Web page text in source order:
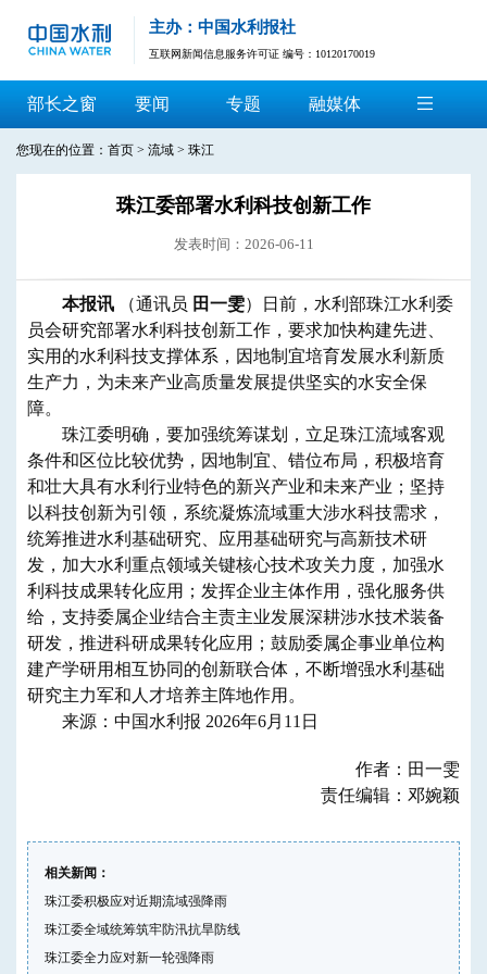
主办：中国水利报社
互联网新闻信息服务许可证 编号：10120170019
部长之窗 要闻 专题 融媒体
您现在的位置： 首页 > 流域 > 珠江
珠江委部署水利科技创新工作
发表时间：2026-06-11
本报讯 （通讯员 田一雯）日前，水利部珠江水利委
员会研究部署水利科技创新工作，要求加快构建先进、
实用的水利科技支撑体系，因地制宜培育发展水利新质
生产力，为未来产业高质量发展提供坚实的水安全保
障。
珠江委明确，要加强统筹谋划，立足珠江流域客观
条件和区位比较优势，因地制宜、错位布局，积极培育
和壮大具有水利行业特色的新兴产业和未来产业；坚持
以科技创新为引领，系统凝炼流域重大涉水科技需求，
统筹推进水利基础研究、应用基础研究与高新技术研
发，加大水利重点领域关键核心技术攻关力度，加强水
利科技成果转化应用；发挥企业主体作用，强化服务供
给，支持委属企业结合主责主业发展深耕涉水技术装备
研发，推进科研成果转化应用；鼓励委属企事业单位构
建产学研用相互协同的创新联合体，不断增强水利基础
研究主力军和人才培养主阵地作用。
来源：中国水利报 2026年6月11日
作者：田一雯
责任编辑：邓婉颖
相关新闻：
珠江委积极应对近期流域强降雨
珠江委全域统筹筑牢防汛抗旱防线
珠江委全力应对新一轮强降雨